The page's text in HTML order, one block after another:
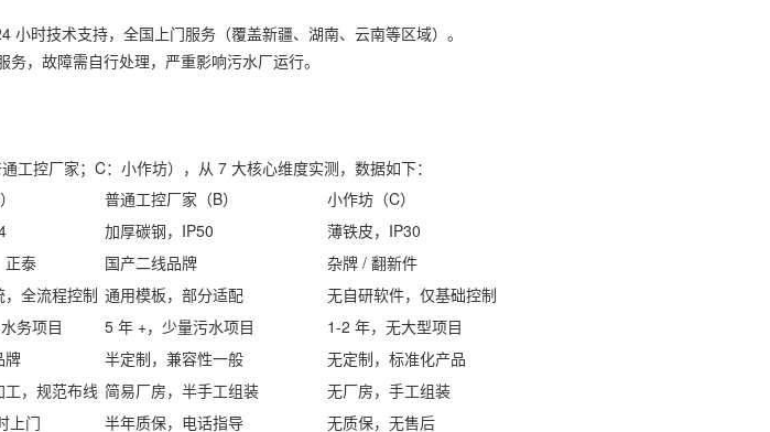
小时技术支持，全国上门服务（覆盖新疆、湖南、云南等区域）。
，故障需自行处理，严重影响污水厂运行。
工控厂家；C：小作坊），从 7 大核心维度实测，数据如下：
普通工控厂家（B）
小作坊（C）
加厚碳钢，IP50
薄铁皮，IP30
正泰 国产二线品牌
杂牌 / 翻新件
，全流程控制 通用模板，部分适配
无自研软件，仅基础控制
务项目 5 年 +，少量污水项目
1-2 年，无大型项目
牌 半定制，兼容性一般
无定制，标准化产品
，规范布线 简易厂房，半手工组装
无厂房，手工组装
上门 半年质保，电话指导 无质保，无售后